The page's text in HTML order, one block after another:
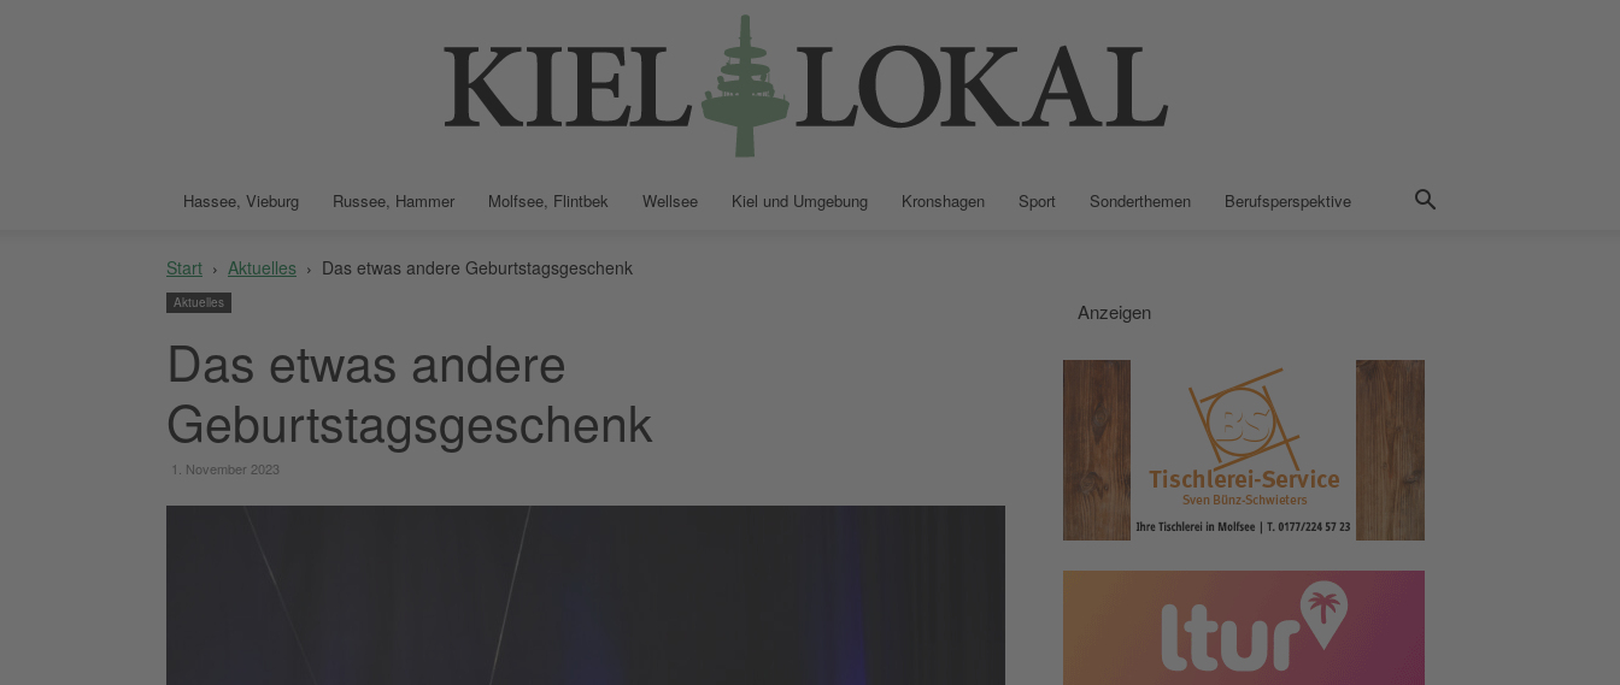
Hassee, Vieburg Russee, Hammer Molfsee, Flintbek Wellsee Kiel und Umgebung Kronshagen Sport Sonderthemen Berufsperspektive
Start Aktuelles Das etwas andere Geburtstagsgeschenk
Aktuelles
Das etwas andere
Geburtstagsgeschenk
1. November 2023
Anzeigen